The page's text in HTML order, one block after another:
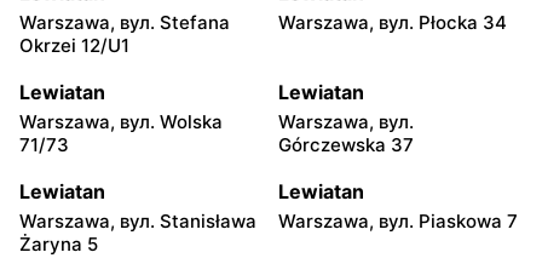
Warszawa, вул. Stefana
Okrzei 12/U1
Warszawa, вул. Płocka 34
Lewiatan
Warszawa, вул. Wolska
71/73
Lewiatan
Warszawa, вул.
Górczewska 37
Lewiatan
Warszawa, вул. Stanisława
Żaryna 5
Lewiatan
Warszawa, вул. Piaskowa 7